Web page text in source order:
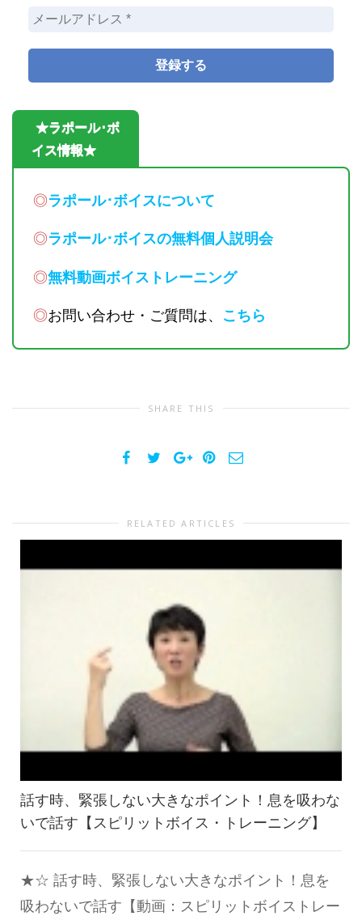
★ラポール･ボ
イス情報★
◎ラポール･ボイスについて
◎ラポール･ボイスの無料個人説明会
◎無料動画ボイストレーニング
◎お問い合わせ・ご質問は、 こちら
SHARE THIS
RELATED ARTICLES
話す時、緊張しない大きなポイント！息を吸わな
いで話す【スピリットボイス・トレーニング】
★☆ 話す時、緊張しない大きなポイント！息を
吸わないで話す【動画：スピリットボイストレー